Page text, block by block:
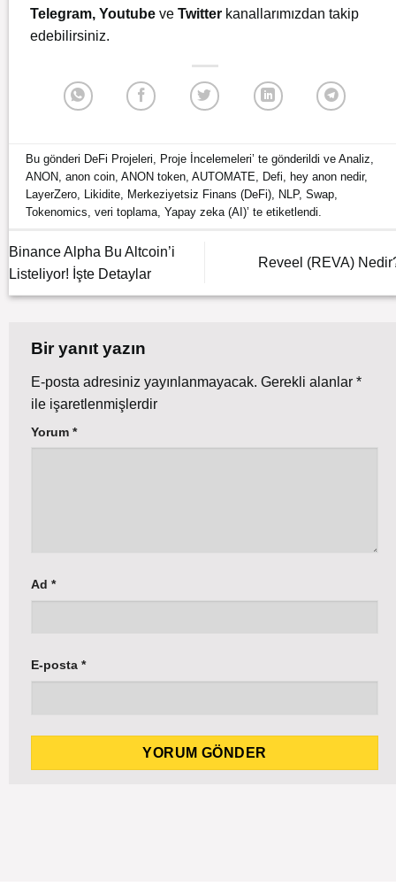
Telegram, Youtube ve Twitter kanallarımızdan takip
edebilirsiniz.
Bu gönderi DeFi Projeleri Proje İncelemeleri’ te gönderildi veAnaliz
ANON ,anon coin ,ANON token ,AUTOMATE Defi hey anon nedir,
LayerZero
Likidite Merkeziyetsiz Finans (DeFi) NLP,Swap
Tokenomics ,veri toplama ,Yapay zeka (AI)’ te etiketlendi.
Binance Alpha Bu Altcoin’i
Listeliyor! İşte Detaylar
Reveel (REVA)
Bir yanıt yazın
E-posta adresiniz yayınlanmayacak. Gerekli alanlar *
ile işaretlenmişlerdir
Yorum *
Ad *
E-posta *